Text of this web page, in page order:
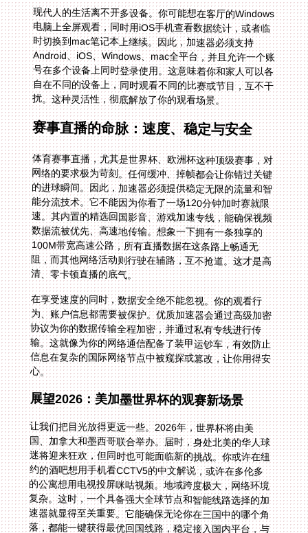
现代人的生活离不开多设备。你可能想在客厅的Windows
电脑上全屏观看，同时用iOS手机查看数据统计，或者临
时切换到mac笔记本上继续。因此，加速器必须支持
Android、iOS、Windows、mac全平台，并且允许一个账
号在多个设备上同时登录使用。这意味着你和家人可以各
自在不同的设备上，同时观看不同的比赛或节目，互不干
扰。这种灵活性，彻底解放了你的观看场景。
赛事直播的命脉：速度、稳定与安全
体育赛事直播，尤其是世界杯、欧洲杯这种顶级赛事，对
网络的要求极为苛刻。任何缓冲、掉帧都会让你错过关键
的进球瞬间。因此，加速器必须提供稳定无限的流量和智
能分流技术。它不能因为你看了一场120分钟加时赛就限
速。其内置的精选回国影音、游戏加速专线，能确保视频
数据流被优先、高速地传输。想象一下拥有一条独享的
100M带宽高速公路，所有直播数据在这条路上畅通无
阻，而其他网络活动则行驶在辅路，互不抢道。这才是高
清、零卡顿直播的底气。
在享受速度的同时，数据安全绝不能忽视。你的观看行
为、账户信息都需要被保护。优质加速器会通过高级加密
协议为你的数据传输全程加密，并通过私有专线进行传
输。这就像为你的网络通信配备了装甲运钞车，有效防止
信息在复杂的国际网络节点中被窥探或篡改，让你用得安
心。
展望2026：美加墨世界杯的观赛新场景
让我们把目光放得更远一些。2026年，世界杯将由美
国、加拿大和墨西哥联合举办。届时，身处北美的华人球
迷将迎来狂欢，但同时也可能面临新的挑战。你或许在纽
约的酒吧想用手机看CCTV5的中文解说，或许在多伦多
的公寓想用电视投屏咪咕视频。地域跨度极大，网络环境
复杂。这时，一个具备强大全球节点和智能线路选择的加
速器就显得至关重要。它能确保无论你在三国中的哪个角
落，都能一键获得最优回国线路，稳定接入国内平台，与
国内亲友同步感受赛场的每一次沸腾。专业的售后与技术
团队保障，让你即使遇到突发网络问题也能快速得到解